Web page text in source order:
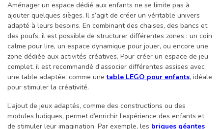
Aménager un espace dédié aux enfants ne se limite pas à
ajouter quelques sièges. Il s’agit de créer un véritable univers
adapté à leurs besoins. En combinant des chaises, des bancs et
des poufs, il est possible de structurer différentes zones : un coin
calme pour lire, un espace dynamique pour jouer, ou encore une
zone dédiée aux activités créatives. Pour créer un espace de jeu
complet, il est recommandé d’associer différentes assises avec
une table adaptée, comme unetable LEGO pour enfants, idéale
pour stimuler la créativité.
L’ajout de jeux adaptés, comme des constructions ou des
modules ludiques, permet d’enrichir l’expérience des enfants et
de stimuler leur imagination. Par exemple, les briques géantes